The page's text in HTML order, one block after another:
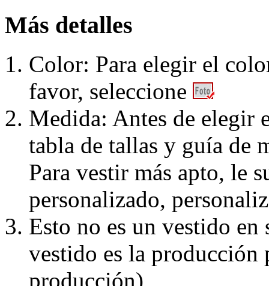
Más detalles
Color: Para elegir el
favor, seleccione
Medida: Antes de elegir
tabla de tallas y guía de
Para vestir más apto, le
personalizado,
Esto no es un vestido
vestido es la producción
producción)